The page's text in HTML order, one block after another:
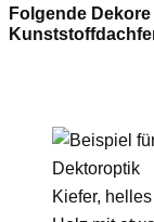
Folgende